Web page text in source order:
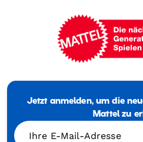
-
Generations
Play
Jetzt anmelden, um die
Mattel zu
Ihre E-Mail-Adresse